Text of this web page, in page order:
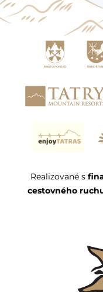
Realizované s
cestovného